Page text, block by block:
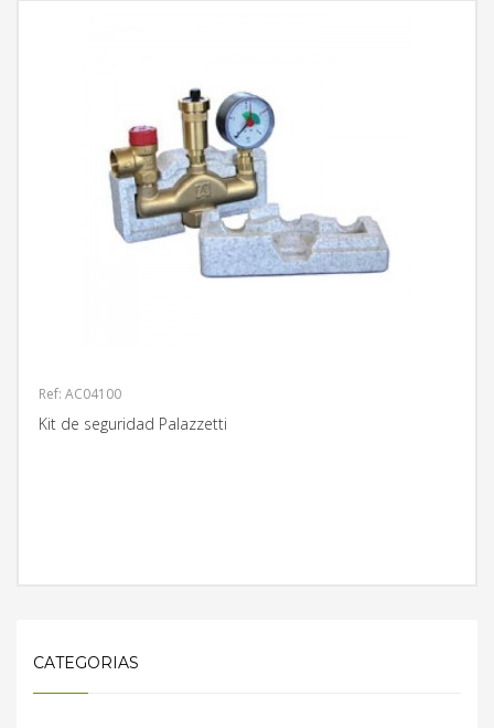
Ref: AC04100
Kit de seguridad Palazzetti
CATEGORIAS